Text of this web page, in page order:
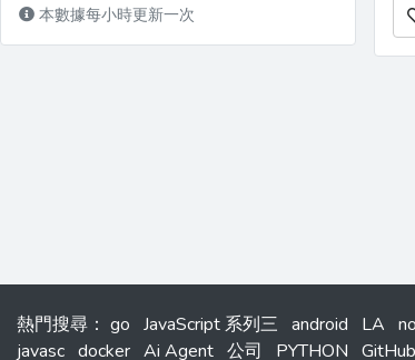
本數據每小時更新一次
熱門搜尋 ： go JavaScript 系列三 android LA
javasc docker Ai Agent 公司 PYTHON